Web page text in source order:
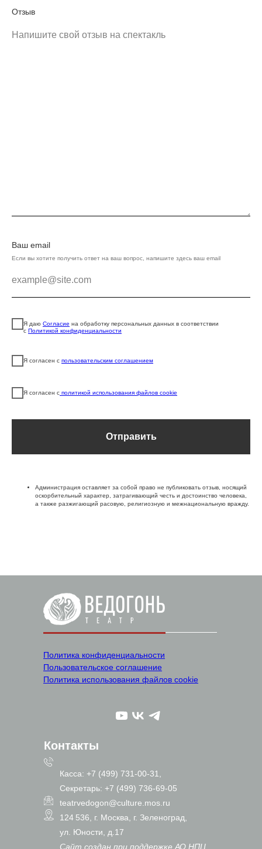
Отзыв
Напишите свой отзыв на спектакль
Ваш email
Если вы хотите получить ответ на ваш вопрос, напишите здесь ваш email
example@site.com
Я даю Согласие на обработку персональных данных в соответствии
с Политикой конфиденциальности
Я согласен с пользовательским соглашением
Я согласен с политикой использования файлов cookie
Отправить
Администрация оставляет за собой право не публиковать отзыв, носящий
оскорбительный характер, затрагивающий честь и достоинство человека,
а также разжигающий расовую, религиозную и межнациональную вражду.
Контакты
Касса: +7 (499) 731-00-31,
Секретарь: +7 (499) 736-69-05
teatrvedogon@culture.mos.ru
124 536, г. Москва, г. Зеленоград,
ул. Юности, д.17
Сайт создан при поддержке АО НПЦ
Политика конфиденциальности
Пользовательское соглашение
Политика использования файлов cookie